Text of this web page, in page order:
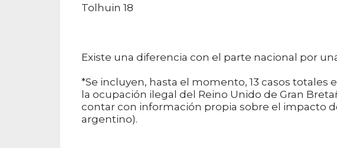
Tolhuin 18
Existe una diferencia con el parte nacional por
*Se incluyen, hasta el momento, 13 casos totales
la ocupación ilegal del Reino Unido de Gran
contar con información propia sobre el impacto
argentino).